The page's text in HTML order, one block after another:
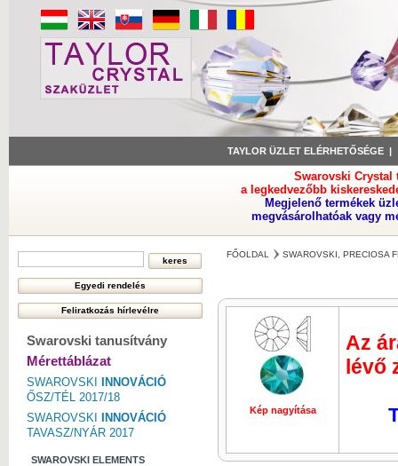
TAYLOR ÜZLET ELÉRHETŐSÉGE
Swarovski Crystal
a legkedvezőbb
Megjelenő termékek
megvásárolhatóak vagy
Swarovski tanusítvány
Mérettáblázat
SWAROVSKI
INNOVÁCIÓ
ŐSZ/TÉL 2017/18
SWAROVSKI
INNOVÁCIÓ
TAVASZ/NYÁR 2017
SWAROVSKI ELEMENTS
FŐOLDAL SWAROVSKI, PRECIOSA
Kép nagyítása Kép
Az
lévő